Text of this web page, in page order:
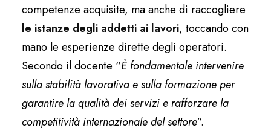
competenze acquisite, ma anche di raccogliere
le istanze degli addetti ai lavori, toccando con
mano le esperienze dirette degli operatori.
Secondo il docente “È fondamentale intervenire
sulla stabilità lavorativa e sulla formazione per
garantire la qualità dei servizi e rafforzare la
competitività internazionale del settore”.